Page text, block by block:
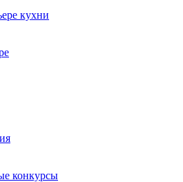
кухни
конкурсы